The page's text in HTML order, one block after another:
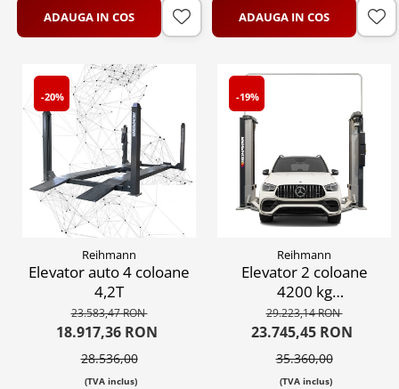
ADAUGA IN COS ADAUGA IN COS
-20%
Reihmann
Elevator auto 4 coloane
4,2T
23.583,47 RON
18.917,36 RON
28.536,00
(TVA inclus)
-19%
Reihmann
Elevator 2 coloane
4200 kg
electromecanic pe
surub, 380V
29.223,14 RON
23.745,45 RON
35.360,00
(TVA inclus)